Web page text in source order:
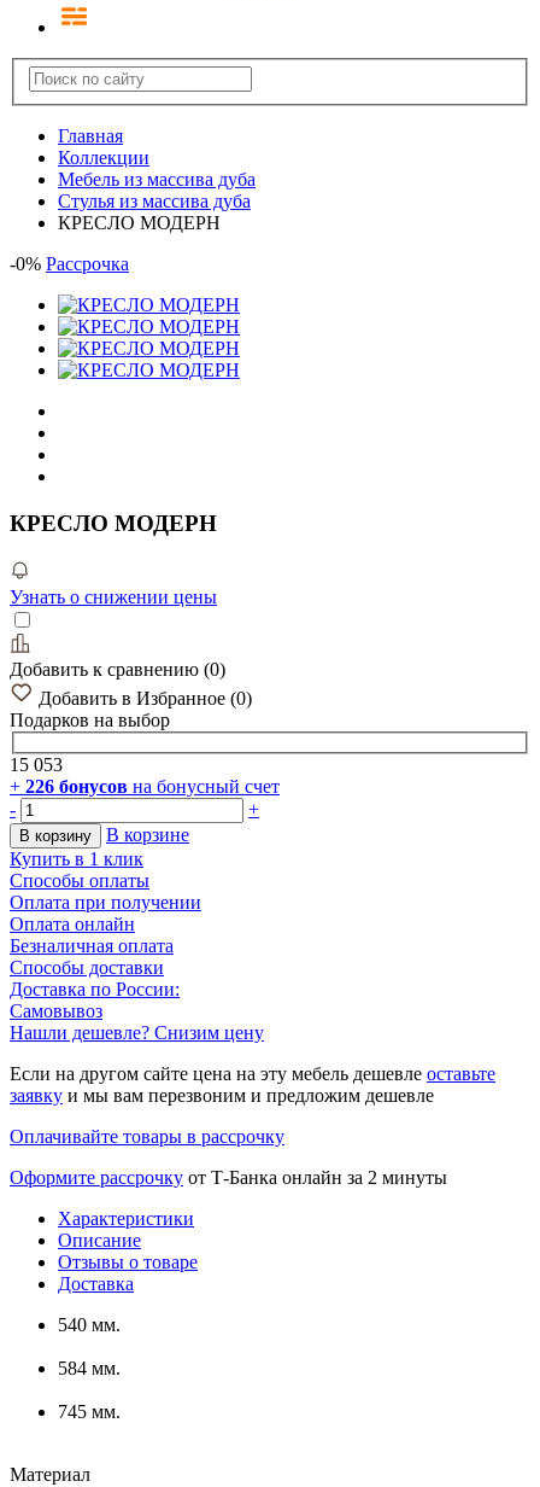
Главная
Коллекции
Мебель из массива дуба
Стулья из массива дуба
КРЕСЛО МОДЕРН
-0% Рассрочка
КРЕСЛО МОДЕРН
Узнать о снижении цены
Добавить к сравнению (0)
Добавить в Избранное (0)
Подарков на выбор
15 053
+ 226 бонусов на бонусный счет
-
+
В корзину
В корзине
Купить в 1 клик
Способы оплаты
Оплата при получении
Оплата онлайн
Безналичная оплата
Способы доставки
Доставка по России:
Самовывоз
Нашли дешевле? Снизим цену
Если на другом сайте цена на эту мебель дешевле оставьте
заявку и мы вам перезвоним и предложим дешевле
Оплачивайте товары в рассрочку
Оформите рассрочку от Т-Банка онлайн за 2 минуты
Характеристики
Описание
Отзывы о товаре
Доставка
540 мм.
584 мм.
745 мм.
Материал